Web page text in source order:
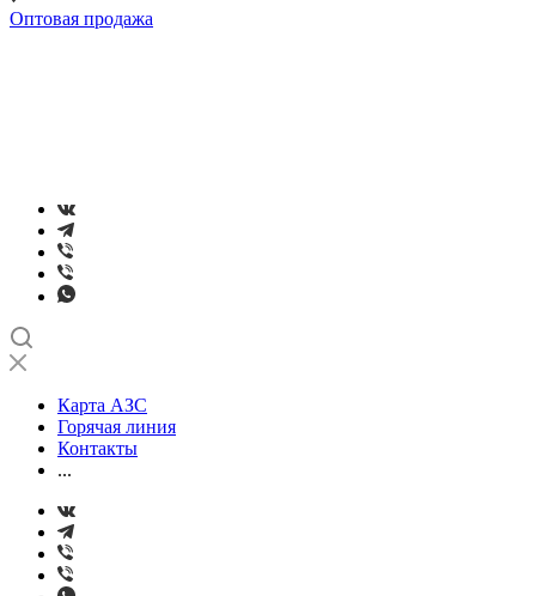
Оптовая продажа
Карта АЗС
Горячая линия
Контакты
...